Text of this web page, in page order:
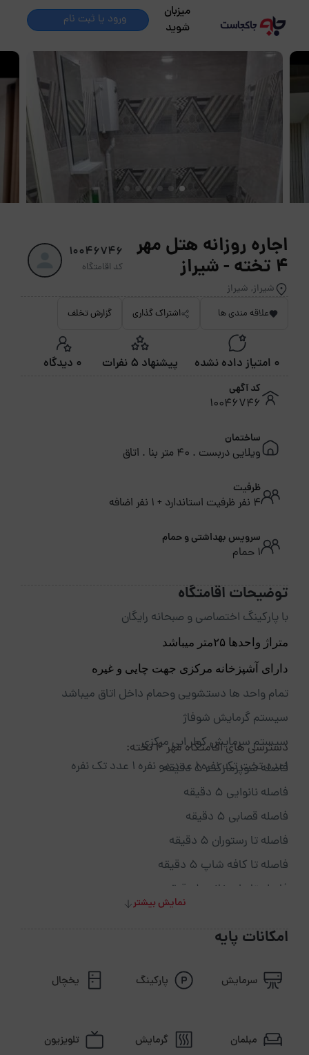
میزبان
شوید
ورود یا ثبت نام
اجاره روزانه هتل مهر
4 تخته - شیراز
شیراز, شیراز
10046746
کد اقامتگاه
علاقه مندی ها اشتراک گذاری گزارش تخلف
0 امتیاز داده نشده پیشنهاد 5 نفرات 0 دیدگاه
کد آگهی
10046746
ساختمان
ویلایی دربست . 40 متر بنا . اتاق
ظرفیت
4 نفر ظرفیت استاندارد + 1 نفر اضافه
سرویس بهداشتی و حمام
1 حمام
توضیحات اقامتگاه
با پارکینگ اختصاصی و صبحانه رایگان
متراژ واحدها ۲۵متر میباشد
دارای آشپزخانه مرکزی جهت چایی و غیره
تمام واحد ها دستشویی وحمام داخل اتاق میباشد
سیستم گرمایش شوفاژ
سیستم سرمایش کولر ابی مرکزی
1عدد تخت تک نفره 1 عدد دو نفره 1 عدد تک نفره
دسترسی های اقامتگاه مهر 4 تخته:
فاصله سوپرمارکت 5 دقیقه
فاصله نانوایی 5 دقیقه
فاصله قصابی 5 دقیقه
فاصله تا رستوران 5 دقیقه
فاصله تا کافه شاپ 5 دقیقه
فاصله تا داروخانه 10 دقیقه
فاصله تا دسترسی حمل و نقل 10 دقیقه
فاصله تا فرودگاه 1 ساعت
نمایش بیشتر
امکانات پایه
سرمایش پارکینگ یخچال
مبلمان گرمایش تلویزیون